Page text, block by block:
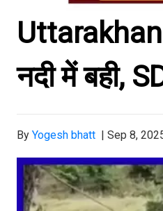
नदी में बही,
By Yogesh bhatt | Sep 8,